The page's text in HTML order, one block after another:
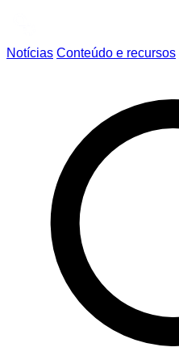
Notícias Conteúdo e recursos